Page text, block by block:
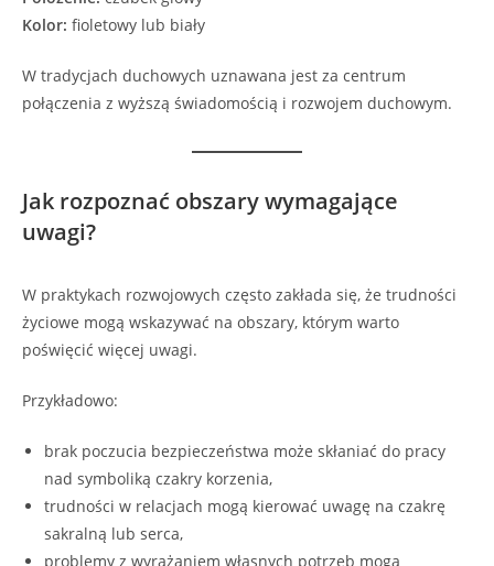
Kolor: fioletowy lub biały
W tradycjach duchowych uznawana jest za centrum
połączenia z wyższą świadomością i rozwojem duchowym.
Jak rozpoznać obszary wymagające
uwagi?
W praktykach rozwojowych często zakłada się, że trudności
życiowe mogą wskazywać na obszary, którym warto
poświęcić więcej uwagi.
Przykładowo:
brak poczucia bezpieczeństwa może skłaniać do pracy
nad symboliką czakry korzenia,
trudności w relacjach mogą kierować uwagę na czakrę
sakralną lub serca,
problemy z wyrażaniem własnych potrzeb mogą